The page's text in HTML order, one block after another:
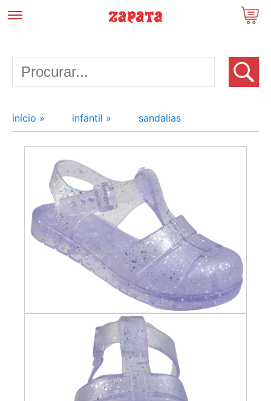
início » infantil » sandalias